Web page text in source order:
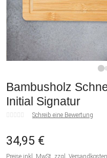
Bambusholz
Initial Signatur
Schreib eine Bewertung
34,95 €
Preise inkl. MwSt. zzgl. Versandkosten